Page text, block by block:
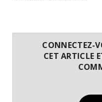
CONNECTEZ-
CET ARTICLE